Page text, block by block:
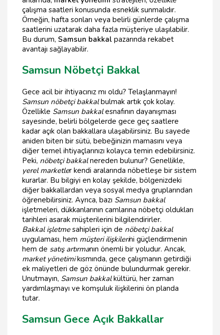
çalışma saatleri konusunda esneklik sunmalıdır.
Örneğin, hafta sonları veya belirli günlerde çalışma
saatlerini uzatarak daha fazla müşteriye ulaşılabilir.
Bu durum, Samsun bakkal pazarında rekabet
avantajı sağlayabilir.
Samsun Nöbetçi Bakkal
Gece acil bir ihtiyacınız mı oldu? Telaşlanmayın!
Samsun nöbetçi bakkalbulmak artık çok kolay.
Özellikle Samsun bakkalesnafının dayanışması
sayesinde, belirli bölgelerde gece geç saatlere
kadar açık olan bakkallara ulaşabilirsiniz. Bu sayede
aniden biten bir sütü, bebeğinizin mamasını veya
diğer temel ihtiyaçlarınızı kolayca temin edebilirsiniz.
Peki, nöbetçi bakkalnereden bulunur? Genellikle,
yerel marketler kendi aralarında nöbetleşe bir sistem
kurarlar. Bu bilgiyi en kolay şekilde, bölgenizdeki
diğer bakkallardan veya sosyal medya gruplarından
öğrenebilirsiniz. Ayrıca, bazı Samsun bakkal
işletmeleri, dükkanlarının camlarına nöbetçi oldukları
tarihleri asarak müşterilerini bilgilendirirler.
Bakkal işletmesahipleri için de nöbetçi bakkal
uygulaması, hem müşteri ilişkilerini güçlendirmenin
hem de satış artırmanın önemli bir yoludur. Ancak,
market yönetimikısmında, gece çalışmanın getirdiği
ek maliyetleri de göz önünde bulundurmak gerekir.
Unutmayın, Samsun bakkalkültürü, her zaman
yardımlaşmayı ve komşuluk ilişkilerini ön planda
tutar.
Samsun Gece Açık Bakkallar